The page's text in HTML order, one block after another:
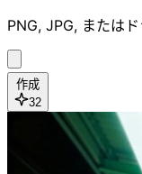
PNG, JPG, または
作成
32